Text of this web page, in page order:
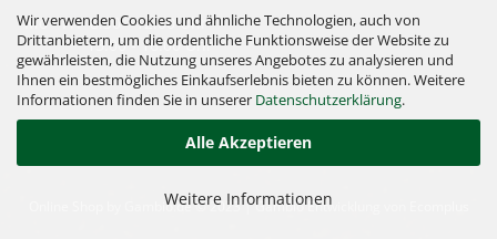
Wir verwenden Cookies und ähnliche Technologien, auch von
Drittanbietern, um die ordentliche Funktionsweise der Website zu
gewährleisten, die Nutzung unseres Angebotes zu analysieren und
Ihnen ein bestmögliches Einkaufserlebnis bieten zu können. Weitere
Informationen finden Sie in unserer Datenschutzerklärung.
Alle Akzeptieren
Weitere Informationen
Mo - Fr: 8.30 - 12.00 Uhr
13.00 - 16.00 Uhr
by Gambio.de © 2023 | Gambio Entwicklung von